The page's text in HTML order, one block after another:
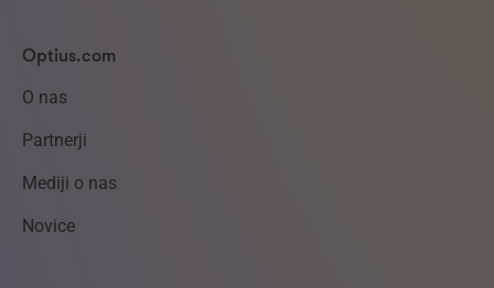
Optius.com
O nas
Partnerji
Mediji o nas
Novice